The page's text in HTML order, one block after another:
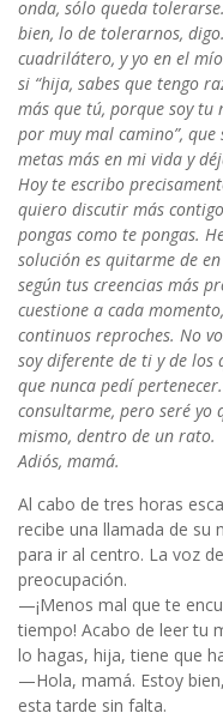
onda, sólo queda
bien, lo de tolerarnos,
cuadrilátero, y yo en el
si “hija, sabes que tengo
más que tú, porque soy tu
por muy mal camino”, que
metas más en mi vida y
Hoy te escribo
quiero discutir más
pongas como te pongas.
solución es quitarme de
según tus creencias más
cuestione a cada
continuos reproches. No
soy diferente de ti y de los
que nunca pedí
consultarme, pero seré yo
mismo, dentro de un rato.
Adiós, mamá.
Al cabo de tres horas
recibe una llamada de su
para ir al centro. La voz
preocupación.
—¡Menos mal que te
tiempo! Acabo de leer tu
lo hagas, hija, tiene que
—Hola, mamá. Estoy
esta tarde sin falta.